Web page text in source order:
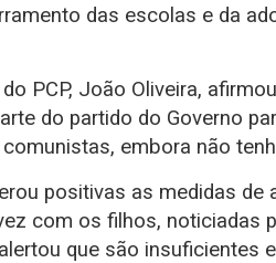
das escolas e da
PCP, João Oliveira,
do partido do Governo
embora não
positivas as medidas de
com os filhos, noticiadas
que são insuficientes